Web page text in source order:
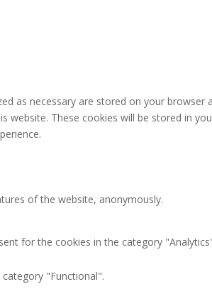
as necessary are stored on your browser
website. These cookies will be stored in
of the website, anonymously.
for the cookies in the category
"Functional".